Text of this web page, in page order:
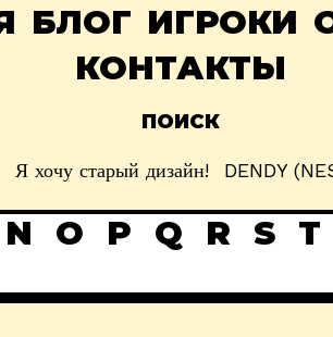
БЛОГ ИГРОКИ
КОНТАКТЫ
ПОИСК
Я хочу старый дизайн! DENDY
N O P Q R S T